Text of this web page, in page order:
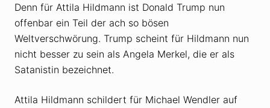
Denn für Attila Hildmann ist Donald Trump nun
offenbar ein Teil der ach so bösen
Weltverschwörung. Trump scheint für Hildmann nun
nicht besser zu sein als Angela Merkel, die er als
Satanistin bezeichnet.
Attila Hildmann schildert für Michael Wendler auf